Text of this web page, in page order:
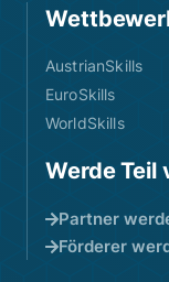
AustrianSkills
EuroSkills
WorldSkills
Werde Teil
Partner
Förderer